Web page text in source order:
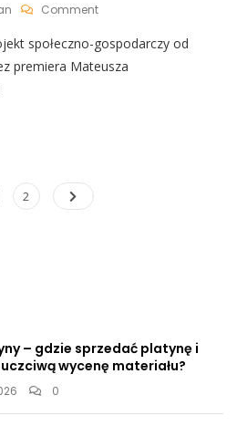
CommentOn
Ład”
Wkrótce
społeczno-gospodarczy od
premiera Mateusza
Nawigacja
Page
2
– gdzie sprzedać platynę i
wycenę materiału?
0